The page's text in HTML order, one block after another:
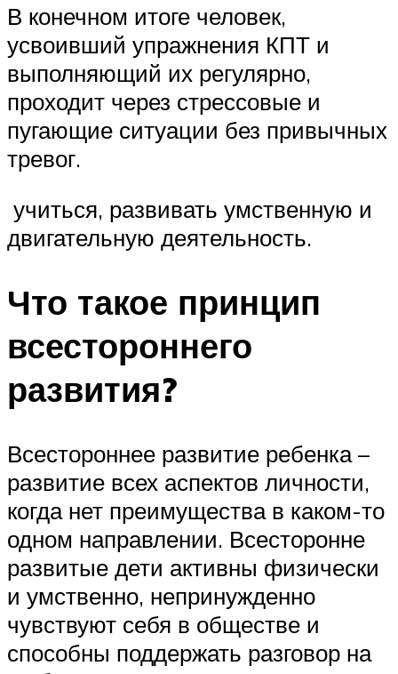
В конечном итоге человек,
усвоивший упражнения КПТ и
выполняющий их регулярно,
проходит через стрессовые и
пугающие ситуации без привычных
тревог.
учиться, развивать умственную и
двигательную деятельность.
Что такое принцип
всестороннего
развития?
Всестороннее развитие ребенка –
развитие всех аспектов личности,
когда нет преимущества в каком-то
одном направлении. Всесторонне
развитые дети активны физически
и умственно, непринужденно
чувствуют себя в обществе и
способны поддержать разговор на